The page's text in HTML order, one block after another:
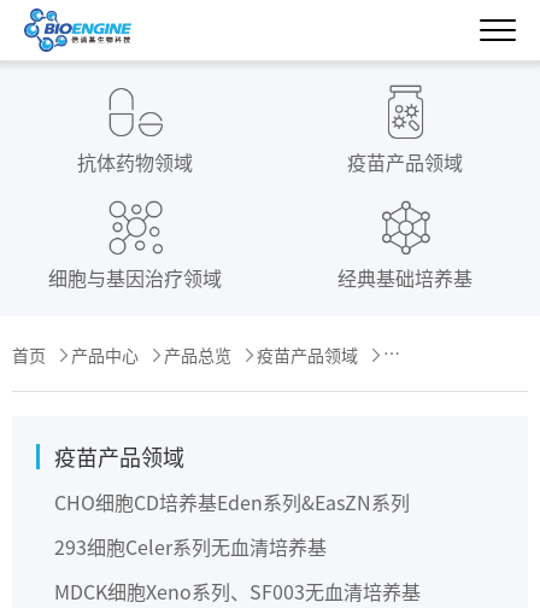
抗体药物领域 疫苗产品领域
细胞与基因治疗领域 经典基础培养基
首页 产品中心 产品总览 疫苗产品领域 PK15细胞
疫苗产品领域
CHO细胞CD培养基Eden系列&EasZN系列
293细胞Celer系列无血清培养基
MDCK细胞Xeno系列、SF003无血清培养基